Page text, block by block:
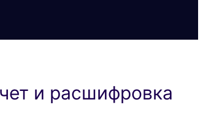
и расшифровка